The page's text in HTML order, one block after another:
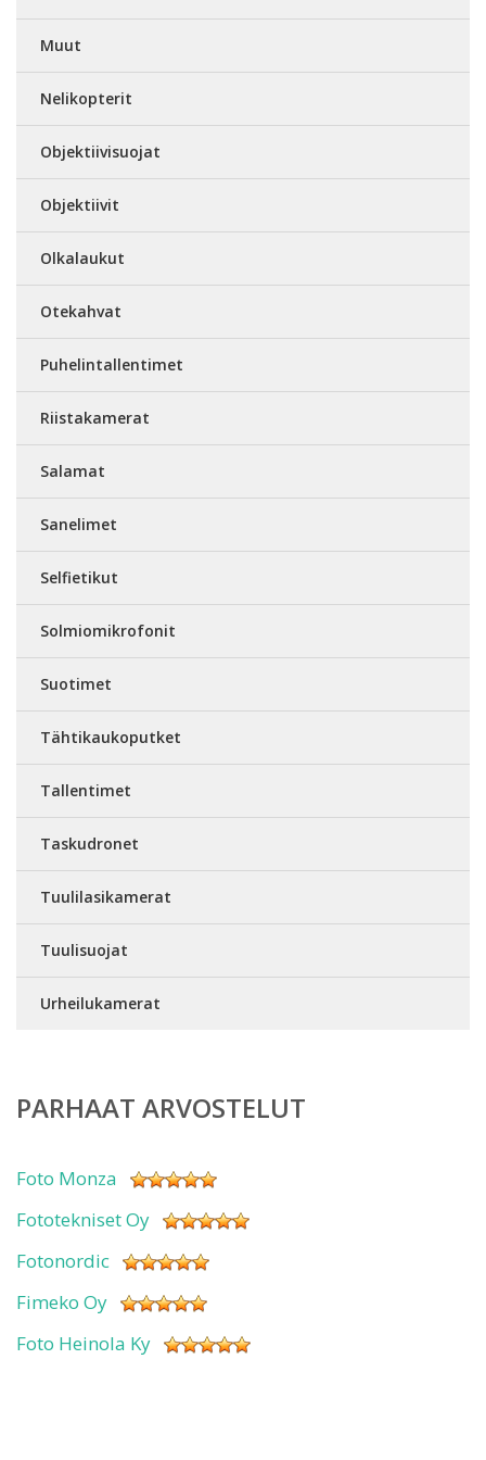
Muut
Nelikopterit
Objektiivisuojat
Objektiivit
Olkalaukut
Otekahvat
Puhelintallentimet
Riistakamerat
Salamat
Sanelimet
Selfietikut
Solmiomikrofonit
Suotimet
Tähtikaukoputket
Tallentimet
Taskudronet
Tuulilasikamerat
Tuulisuojat
Urheilukamerat
PARHAAT ARVOSTELUT
Foto Monza
Fototekniset Oy
Fotonordic
Fimeko Oy
Foto Heinola Ky